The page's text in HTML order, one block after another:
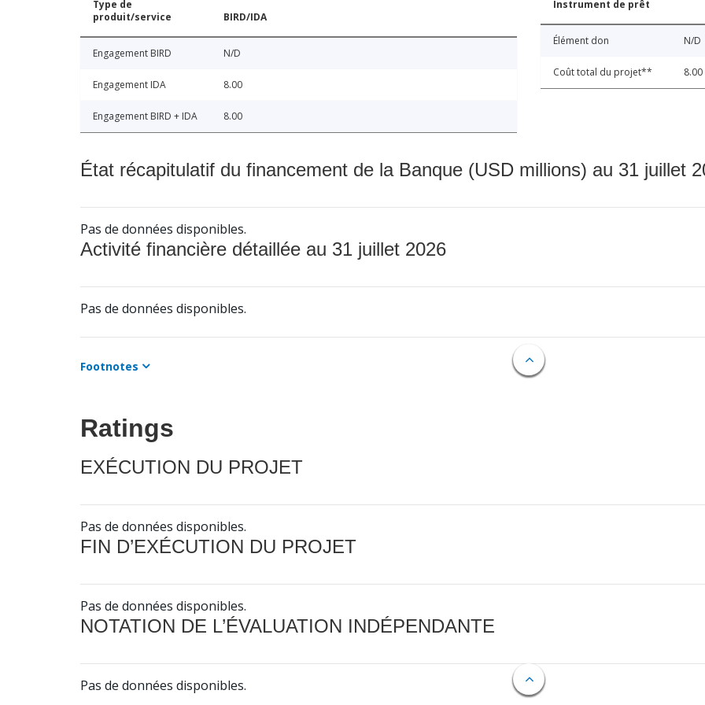
Type de
produit/service
BIRD/IDA
Engagement BIRD N/D
Engagement IDA 8.00
Engagement BIRD + IDA 8.00
Instrument de prêt
Élément don N/D
Coût total du projet** 8.00
État récapitulatif du financement de la Banque (USD millions) au 31 juillet
Pas de données disponibles.
Activité financière détaillée au 31 juillet 2026
Pas de données disponibles.
Footnotes
Ratings
EXÉCUTION DU PROJET
Pas de données disponibles.
FIN D’EXÉCUTION DU PROJET
Pas de données disponibles.
NOTATION DE L’ÉVALUATION INDÉPENDANTE
Pas de données disponibles.